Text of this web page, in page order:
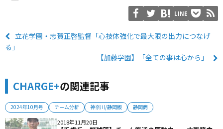
LINE
立花学園・志賀正啓監督「心技体強化で最大限の出力につなげ
る」
【加藤学園】「全ての事は心から」
CHARGE+の関連記事
2024年10月号 チーム分析 神奈川/静岡版 静岡商
2018年11月20日